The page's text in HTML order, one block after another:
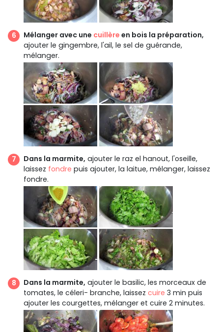
Mélanger avec une cuillère en bois la préparation,
ajouter le gingembre, l'ail, le sel de guérande,
mélanger.
Dans la marmite, ajouter le raz el hanout, l'oseille,
laissez fondre puis ajouter, la laitue, mélanger, laissez
fondre.
Dans la marmite, ajouter le basilic, les morceaux de
tomates, le céleri- branche, laissez cuire 3 min puis
ajouter les courgettes, mélanger et cuire 2 minutes.